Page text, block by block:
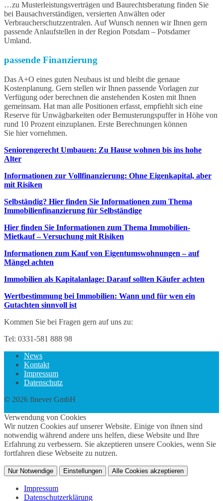
…zu Musterleistungsverträgen und Baurechtsberatung finden Sie
bei Bausachverständigen, versierten Anwälten oder
Verbraucherschutzzentralen. Auf Wunsch nennen wir Ihnen gern
passende Anlaufstellen in der Region Potsdam – Potsdamer
Umland.
passende Finanzierung
Das A+O eines guten Neubaus ist und bleibt die genaue
Kostenplanung. Gern stellen wir Ihnen passende Vorlagen zur
Verfügung oder berechnen die anstehenden Kosten mit Ihnen
gemeinsam. Hat man alle Positionen erfasst, empfiehlt sich eine
Reserve für Unwägbarkeiten oder Bemusterungspuffer in Höhe von
rund 10 Prozent einzuplanen. Erste Berechnungen können
Sie hier vornehmen.
Seniorengerecht Umbauen: Zu Hause wohnen bis ins hohe
Alter
Informationen zur Vollfinanzierung: Ohne Eigenkapital, aber
mit Risiken
Selbständig? Hier finden Sie Informationen zum Thema
Immobilienfinanzierung für Selbständige
Hier finden Sie Informationen zum Thema Immobilien-
Mietkauf – Versuchung mit Risiken
Informationen zum Kauf von Eigentumswohnungen – auf
Mängel achten
Immobilien als Kapitalanlage: Darauf sollten Käufer achten
Wertbestimmung bei Immobilien: Wann und für wen ein
Gutachten sinnvoll ist
Kommen Sie bei Fragen gern auf uns zu:
Tel: 0331-581 888 98
News
Kontakt
Impressum
Datenschutz
© 2026 finever GmbH
Verwendung von Cookies
Wir nutzen Cookies auf unserer Website. Einige von ihnen sind
notwendig während andere uns helfen, diese Website und Ihre
Erfahrung zu verbessern. Sie akzeptieren unsere Cookies, wenn Sie
fortfahren diese Webseite zu nutzen.
Nur Notwendige Einstellungen Alle Cookies akzeptieren
Impressum
Datenschutzerklärung